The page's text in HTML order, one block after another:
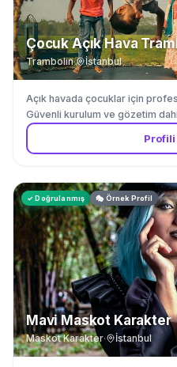
Çocuk Açık Hava
Trambolin· İstanbul
Açık havada çocuklar için
Güvenli kurulum ve gözetim
✓ Doğrulanmış 🎭 Örnek Profil
Mavi Maskot Karakter
Maskot Karakter· İstanbul